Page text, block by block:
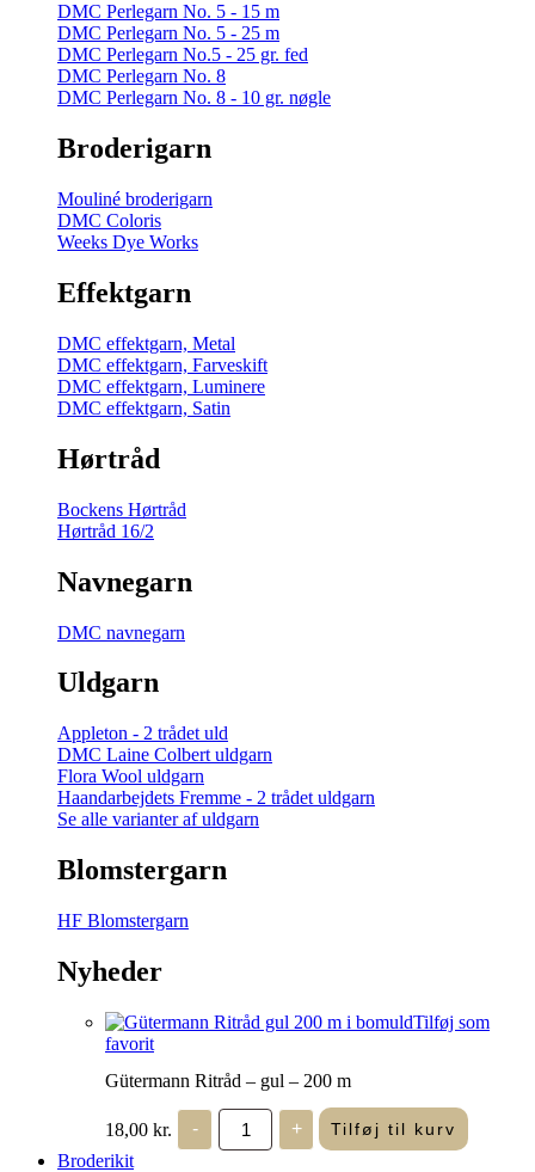
DMC Perlegarn No. 5 - 15 m
DMC Perlegarn No. 5 - 25 m
DMC Perlegarn No.5 - 25 gr. fed
DMC Perlegarn No. 8
DMC Perlegarn No. 8 - 10 gr. nøgle
Broderigarn
Mouliné broderigarn
DMC Coloris
Weeks Dye Works
Effektgarn
DMC effektgarn, Metal
DMC effektgarn, Farveskift
DMC effektgarn, Luminere
DMC effektgarn, Satin
Hørtråd
Bockens Hørtråd
Hørtråd 16/2
Navnegarn
DMC navnegarn
Uldgarn
Appleton - 2 trådet uld
DMC Laine Colbert uldgarn
Flora Wool uldgarn
Haandarbejdets Fremme - 2 trådet uldgarn
Se alle varianter af uldgarn
Blomstergarn
HF Blomstergarn
Nyheder
Tilføj som
favorit
Gütermann Ritråd – gul – 200 m
18,00 kr. -
Gütermann
Ritråd
-
+ Tilføj til kurv
Broderikit